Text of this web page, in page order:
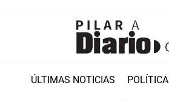
ÚLTIMAS NOTICIAS POLÍTICA